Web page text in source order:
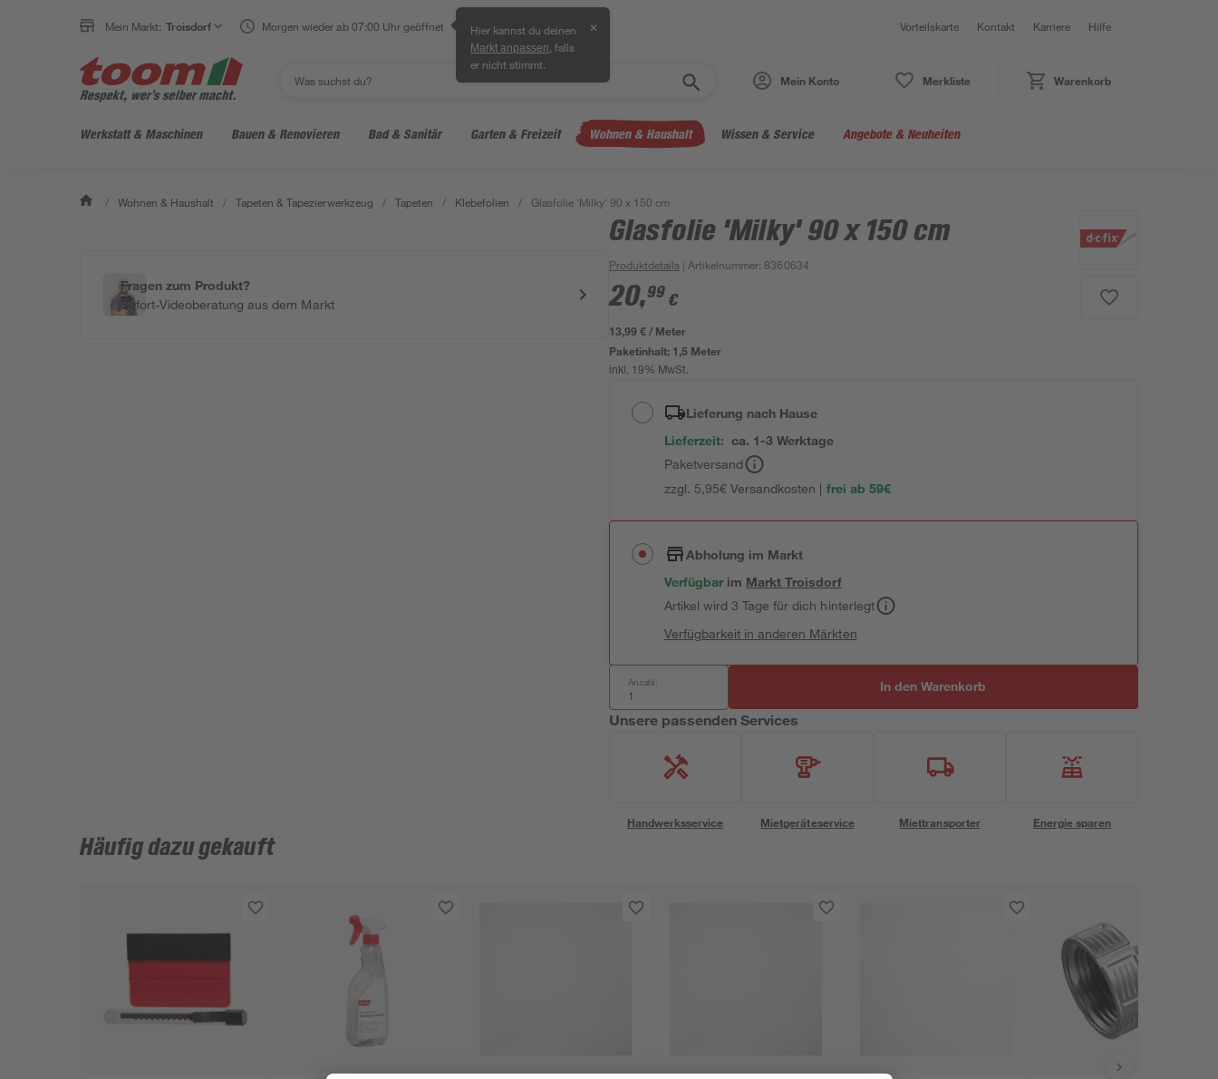
Mein Markt: Troisdorf Morgen wieder ab 07:00 Uhr geöffnet Hier kannst du deinen
Markt anpassen , falls
er nicht stimmt.
✕ Vorteilskarte Kontakt Karriere Hilfe
Mein Konto Merkliste Warenkorb
Werkstatt & Maschinen Bauen & Renovieren Bad & Sanitär Garten & Freizeit Wohnen & Haushalt Wissen & Service Angebote & Neuheiten
/ Wohnen & Haushalt / Tapeten & Tapezierwerkzeug / Tapeten / Klebefolien / Glasfolie 'Milky' 90 x 150 cm
Fragen zum Produkt?
Sofort-Videoberatung aus dem Markt
Glasfolie 'Milky' 90 x 150 cm
Produktdetails | Artikelnummer: 8360634
20,99 €
13,99 € / Meter
Paketinhalt: 1,5 Meter
inkl. 19% MwSt.
Lieferung nach Hause
Lieferzeit: ca. 1-3 Werktage
Paketversand
zzgl. 5,95€ Versandkosten | frei ab 59€
Abholung im Markt
Verfügbar im MarktTroisdorf
Artikel wird 3 Tage für dich hinterlegt
Verfügbarkeit in anderen Märkten
Anzahl: In den Warenkorb
Unsere passenden Services
Handwerksservice Mietgeräteservice Miettransporter Energie sparen
Häufig dazu gekauft